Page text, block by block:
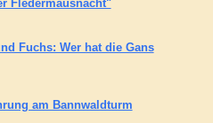
Fledermausnacht"
Fuchs: Wer hat die Gans
am Bannwaldturm